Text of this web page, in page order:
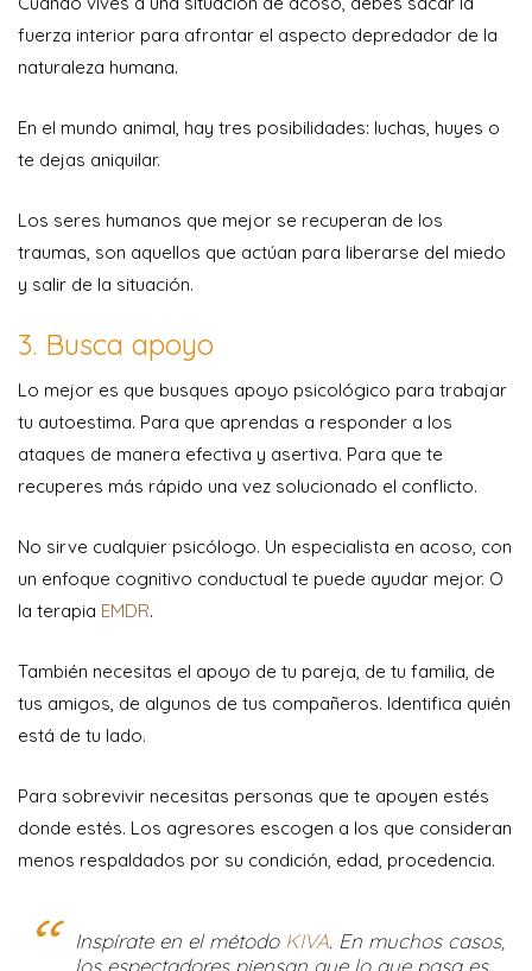
fuerza interior para afrontar el aspecto depredador de la
naturaleza humana.
En el mundo animal, hay tres posibilidades: luchas, huyes o
te dejas aniquilar.
Los seres humanos que mejor se recuperan de los
traumas, son aquellos que actúan para liberarse del miedo
y salir de la situación.
3. Busca apoyo
Lo mejor es que busques apoyo psicológico para trabajar
tu autoestima. Para que aprendas a responder a los
ataques de manera efectiva y asertiva. Para que te
recuperes más rápido una vez solucionado el conflicto.
No sirve cualquier psicólogo. Un especialista en acoso, con
un enfoque cognitivo conductual te puede ayudar mejor. O
la terapia EMDR.
También necesitas el apoyo de tu pareja, de tu familia, de
tus amigos, de algunos de tus compañeros. Identifica quién
está de tu lado.
Para sobrevivir necesitas personas que te apoyen estés
donde estés. Los agresores escogen a los que consideran
menos respaldados por su condición, edad, procedencia.
Inspírate en el método KIVA. En muchos casos,
los espectadores piensan que lo que pasa es